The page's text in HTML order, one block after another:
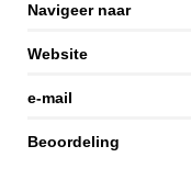
Navigeer naar
Website
e-mail
Beoordeling